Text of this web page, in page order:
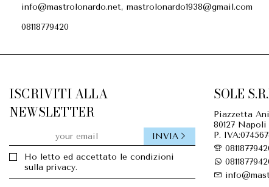
info@mastrolonardo.net, mastrolonardo1938@gmail.com
08118779420
ISCRIVITI ALLA
NEWSLETTER
Ho letto ed accettato le condizioni
sulla privacy.
INVIA
SOLE
Piazzetta
80127
P.